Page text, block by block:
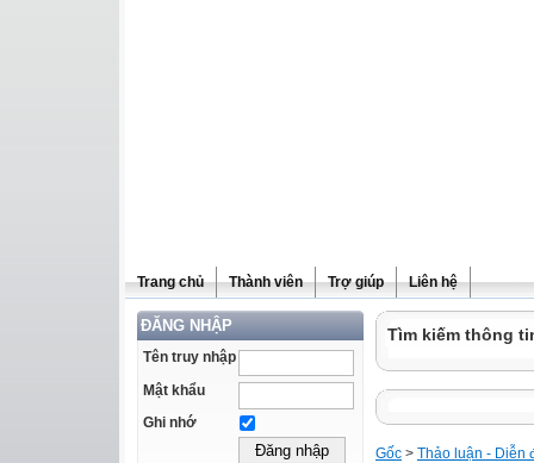
Trang chủ Thành viên Trợ giúp Liên hệ
ĐĂNG NHẬP
Tên truy nhập
Mật khẩu
Ghi nhớ
Tìm kiếm thông
Gốc > Thảo luận - Diễn